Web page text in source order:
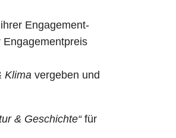
Engagement-
Engagementpreis
Klima vergeben und
& Geschichte“für